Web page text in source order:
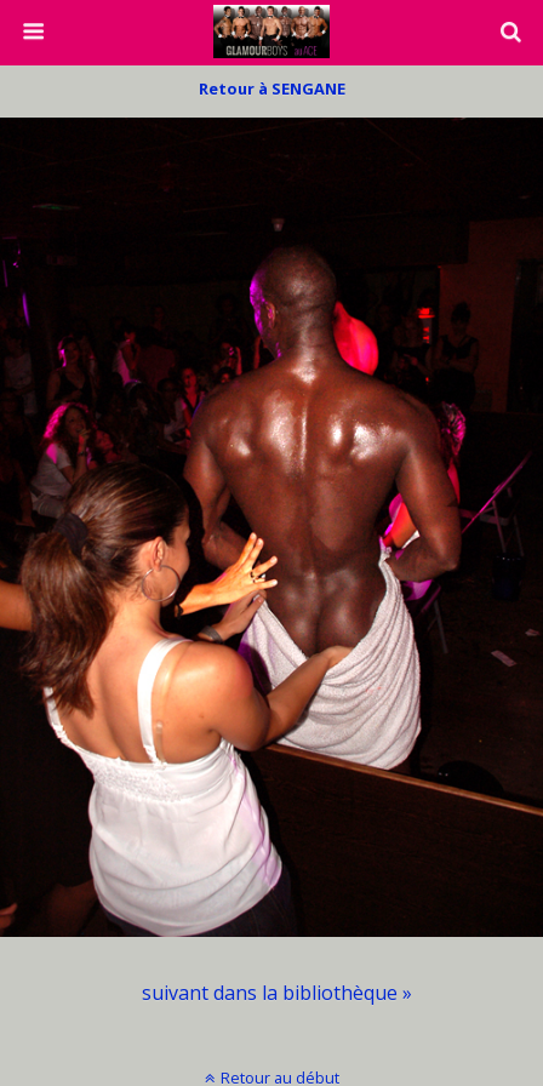
Retour à SENGANE
suivant dans la bibliothèque »
Retour au début